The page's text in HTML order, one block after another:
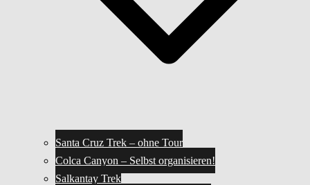
Santa Cruz Trek – ohne Tour
Colca Canyon – Selbst organisieren!
Salkantay Trek